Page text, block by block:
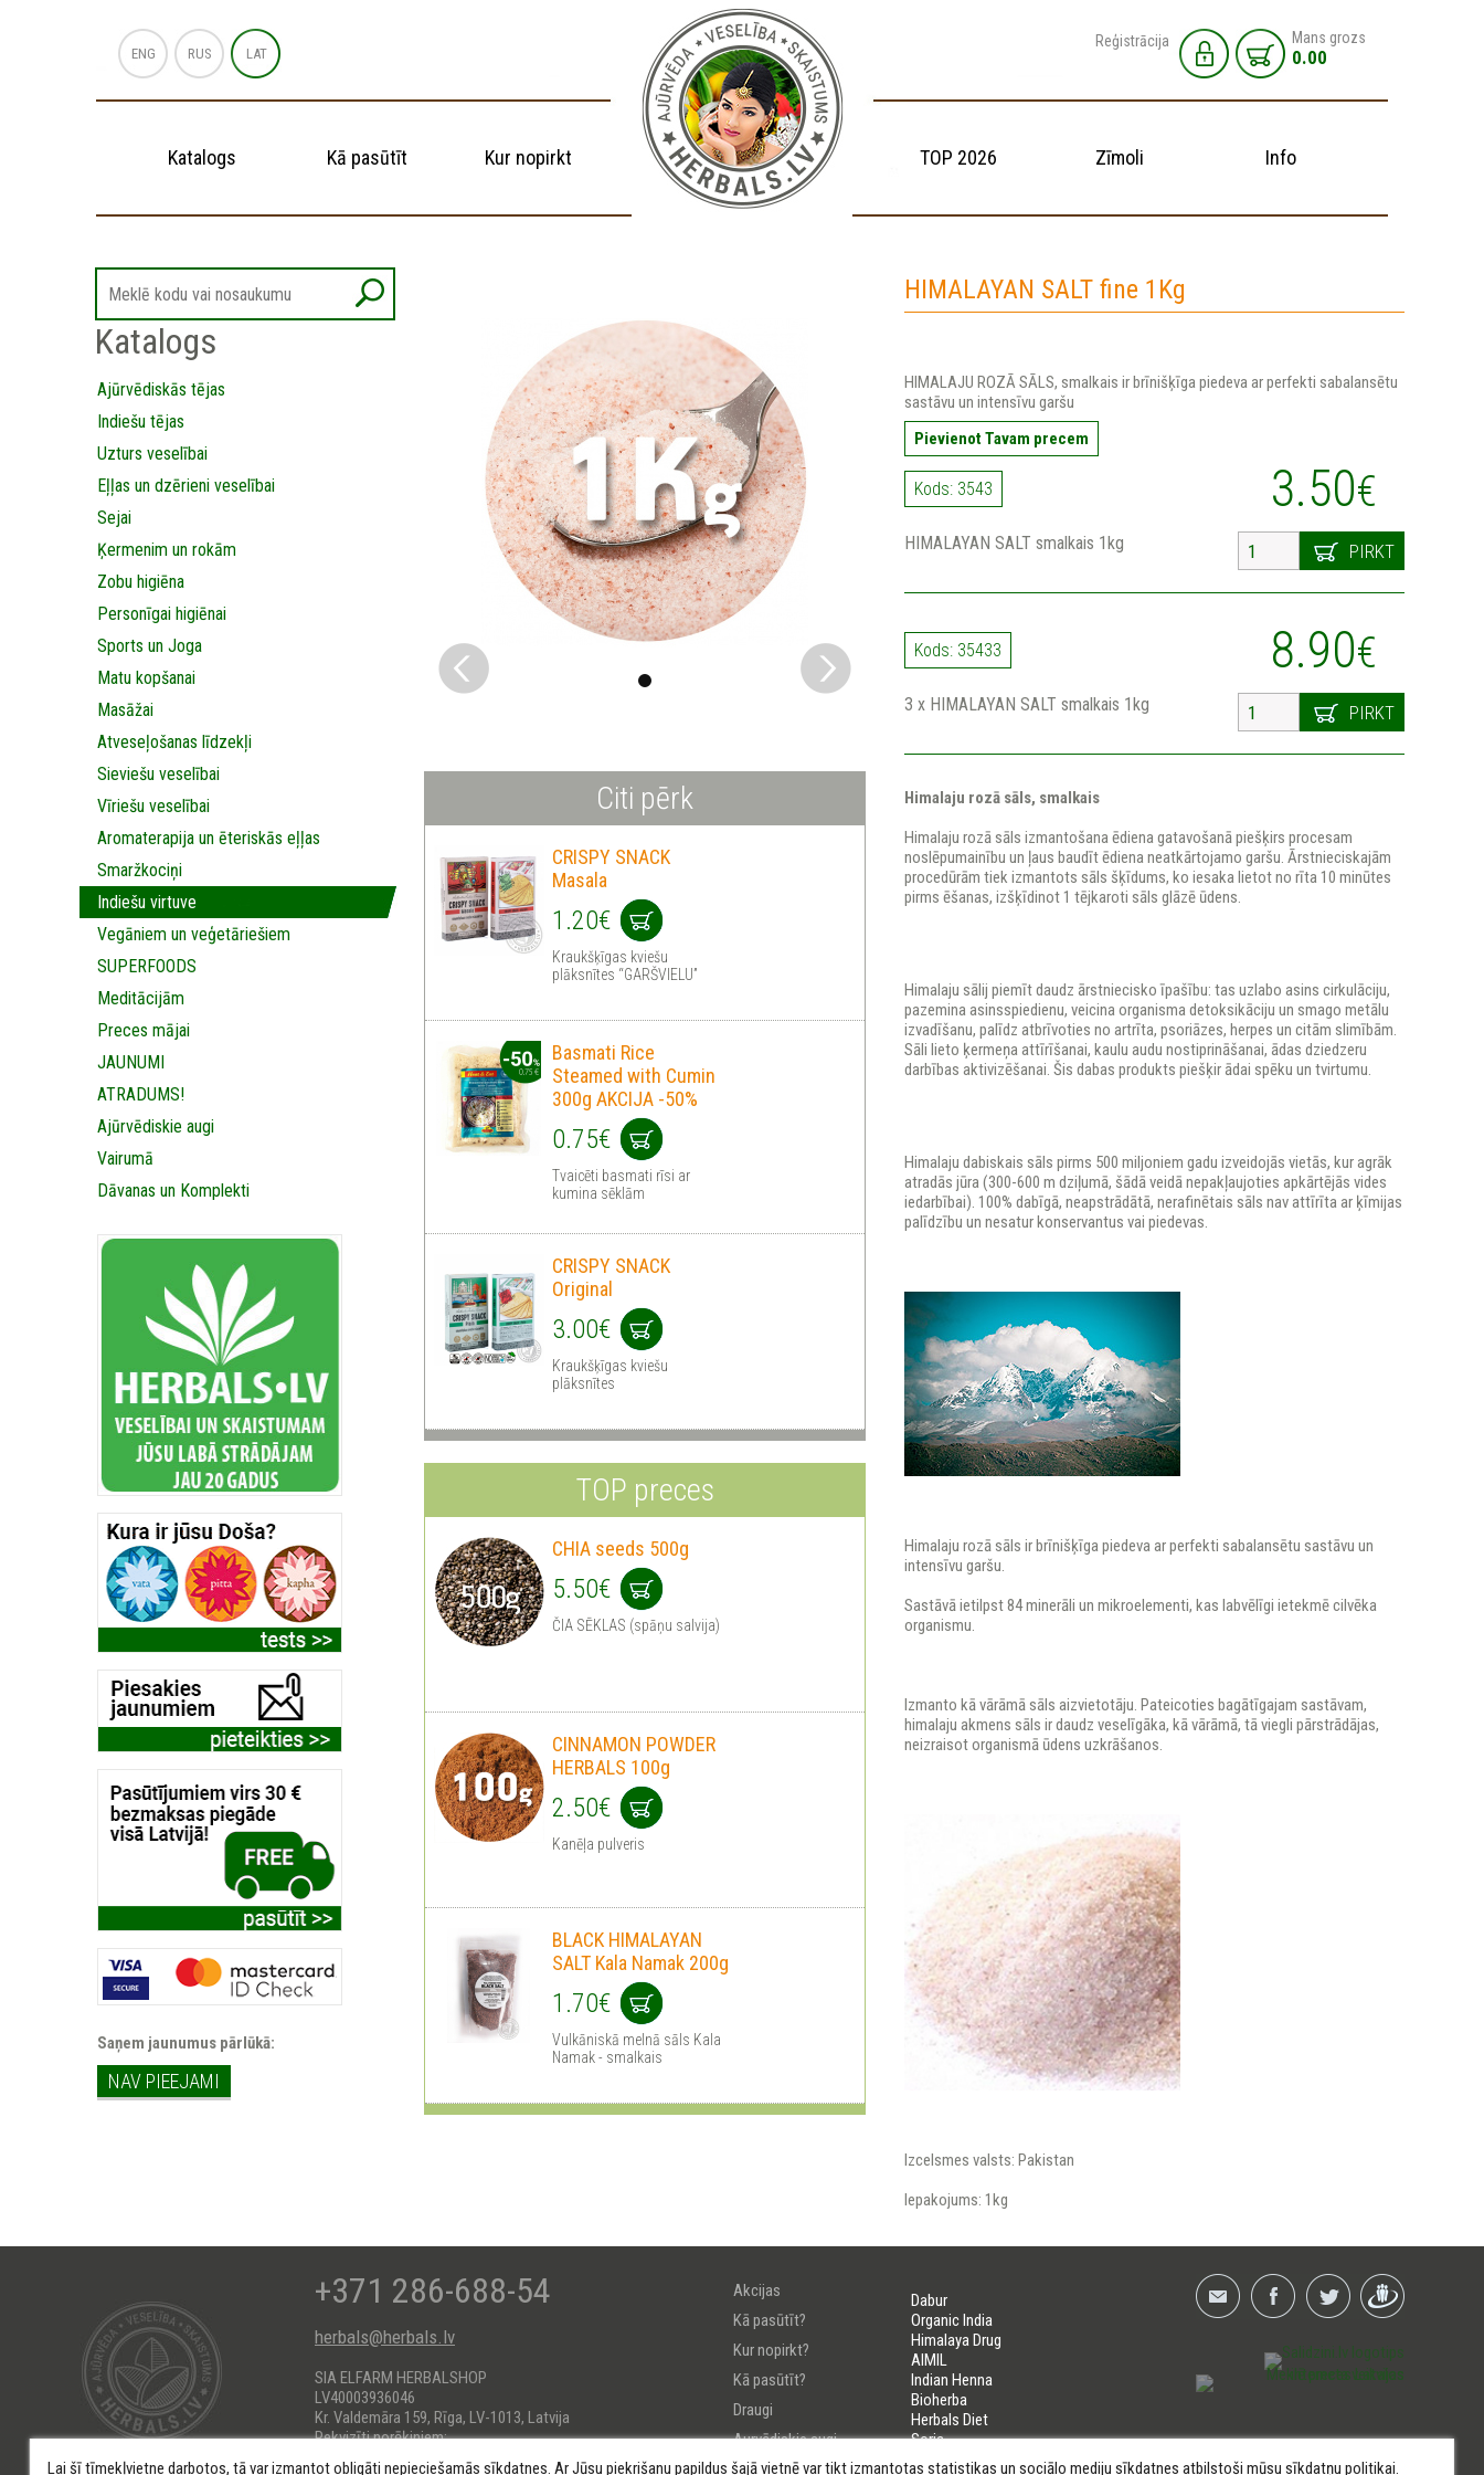
ENG RUS LAT
Reģistrācija Mans grozs
0.00
Katalogs Kā pasūtīt Kur nopirkt TOP 2026 Zīmoli Info
Katalogs
Ajūrvēdiskās tējas
Indiešu tējas
Uzturs veselībai
Eļļas un dzērieni veselībai
Sejai
Ķermenim un rokām
Zobu higiēna
Personīgai higiēnai
Sports un Joga
Matu kopšanai
Masāžai
Аtveseļošanas līdzekļi
Sieviešu veselībai
Vīriešu veselībai
Aromaterapija un ēteriskās eļļas
Smaržkociņi
Indiešu virtuve
Vegāniem un veģetāriešiem
SUPERFOODS
Meditācijām
Preces mājai
JAUNUMI
ATRADUMS!
Ajūrvēdiskie augi
Vairumā
Dāvanas un Komplekti
Saņem jaunumus pārlūkā:
NAV PIEEJAMI
HIMALAYAN SALT fine 1Kg
HIMALAJU ROZĀ SĀLS, smalkais ir brīnišķīga piedeva ar perfekti sabalansētu
sastāvu un intensīvu garšu
Pievienot Tavam precem
Kods: 3543 3.50€
PIRKT
HIMALAYAN SALT smalkais 1kg
Kods: 35433 8.90€
PIRKT
3 x HIMALAYAN SALT smalkais 1kg
Himalaju rozā sāls, smalkais
Himalaju rozā sāls izmantošana ēdiena gatavošanā piešķirs procesam
noslēpumainību un ļaus baudīt ēdiena neatkārtojamo garšu. Ārstnieciskajām
procedūrām tiek izmantots sāls šķīdums, ko iesaka lietot no rīta 10 minūtes
pirms ēšanas, izšķīdinot 1 tējkaroti sāls glāzē ūdens.
Himalaju sālij piemīt daudz ārstniecisko īpašību: tas uzlabo asins cirkulāciju,
pazemina asinsspiedienu, veicina organisma detoksikāciju un smago metālu
izvadīšanu, palīdz atbrīvoties no artrīta, psoriāzes, herpes un citām slimībām.
Sāli lieto ķermeņa attīrīšanai, kaulu audu nostiprināšanai, ādas dziedzeru
darbības aktivizēšanai. Šis dabas produkts piešķir ādai spēku un tvirtumu.
Himalaju dabiskais sāls pirms 500 miljoniem gadu izveidojās vietās, kur agrāk
atradās jūra (300-600 m dziļumā, šādā veidā nepakļaujoties apkārtējās vides
iedarbībai). 100% dabīgā, neapstrādātā, nerafinētais sāls nav attīrīta ar ķīmijas
palīdzību un nesatur konservantus vai piedevas.
Himalaju rozā sāls ir brīnišķīga piedeva ar perfekti sabalansētu sastāvu un
intensīvu garšu.
Sastāvā ietilpst 84 minerāli un mikroelementi, kas labvēlīgi ietekmē cilvēka
organismu.
Izmanto kā vārāmā sāls aizvietotāju. Pateicoties bagātīgajam sastāvam,
himalaju akmens sāls ir daudz veselīgāka, kā vārāmā, tā viegli pārstrādājas,
neizraisot organismā ūdens uzkrāšanos.
Izcelsmes valsts: Pakistan
Iepakojums: 1kg
Citi pērk
CRISPY SNACK
Masala
1.20€
Kraukšķīgas kviešu
plāksnītes “GARŠVIELU”
Basmati Rice
Steamed with Cumin
300g AKCIJA -50%
0.75€
Tvaicēti basmati rīsi ar
kumina sēklām
CRISPY SNACK
Original
3.00€
Kraukšķīgas kviešu
plāksnītes
TOP preces
CHIA seeds 500g
5.50€
ČIA SĒKLAS (spāņu salvija)
CINNAMON POWDER
HERBALS 100g
2.50€
Kanēļa pulveris
BLACK HIMALAYAN
SALT Kala Namak 200g
1.70€
Vulkāniskā melnā sāls Kala
Namak - smalkais
+371 286-688-54
herbals@herbals.lv
SIA ELFARM HERBALSHOP
LV40003936046
Kr. Valdemāra 159, Rīga, LV-1013, Latvija
Rekvizīti norēķiniem:
AS Swedbank HABALV22
Akcijas
Kā pasūtīt?
Kur nopirkt?
Kā pasūtīt?
Draugi
Aurvēdiskie augi
Uzzini savu Došu
Dabur
Organic India
Himalaya Drug
AIMIL
Indian Henna
Bioherba
Herbals Diet
Soria
LIFELINES
Lai šī tīmekļvietne darbotos, tā var izmantot obligāti nepieciešamās sīkdatnes. Ar Jūsu piekrišanu papildus šajā vietnē var tikt izmantotas statistikas un sociālo mediju sīkdatnes atbilstoši mūsu sīkdatņu politikai